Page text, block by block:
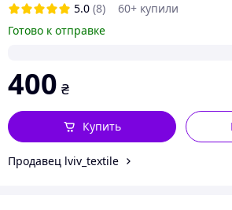
5.0 (8)
60+ купили
Готово к отправке
400 ₴
Купить
Продавец lviv_textile